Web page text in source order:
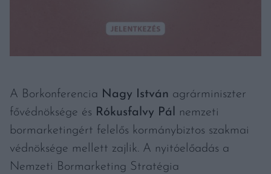
A Borkonferencia Nagy István agrárminiszter
fővédnöksége és Rókusfalvy Pál nemzeti
bormarketingért felelős kormánybiztos szakmai
védnöksége mellett zajlik. A nyitóelőadás a
Nemzeti Bormarketing Stratégia